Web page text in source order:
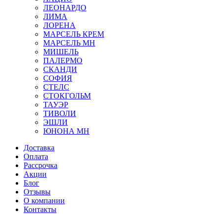
ЛЕОНАРДО
ЛИМА
ЛОРЕНА
МАРСЕЛЬ КРЕМ
МАРСЕЛЬ МН
МИШЕЛЬ
ПАЛЕРМО
СКАНДИ
СОФИЯ
СТЕЛС
СТОКГОЛЬМ
ТАУЭР
ТИВОЛИ
ЭШЛИ
ЮНОНА МН
Доставка
Оплата
Рассрочка
Акции
Блог
Отзывы
О компании
Контакты